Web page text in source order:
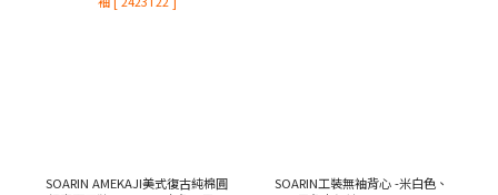
SOARIN AMEKAJI美式復古純棉圓
SOARIN工裝無袖背心 -米白色、